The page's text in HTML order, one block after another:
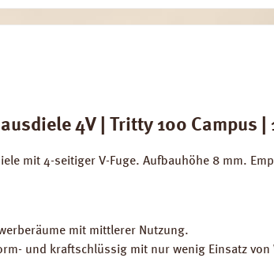
4V | Tritty 100 Campus |
mit 4-seitiger V-Fuge. Aufbauhöhe 8 mm.
mit mittlerer Nutzung.
und kraftschlüssig mit nur wenig Einsatz von